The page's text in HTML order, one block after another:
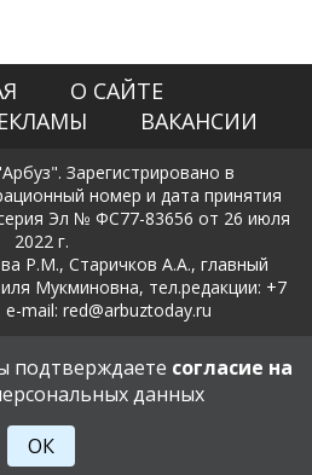
О САЙТЕ
ВАКАНСИИ
Зарегистрировано в
номер и дата принятия
Эл № ФС77-83656 от 26 июля
2022 г.
Р.М., Старичков А.А., главный
Мукминовна, тел.редакции: +7
mail: red@arbuztoday.ru
и защиты персональных
данных
18+
подтверждаете согласие на
данных
ОК